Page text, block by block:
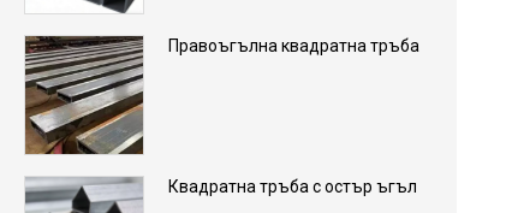
Правоъгълна квадратна тръба
Квадратна тръба с остър ъгъл